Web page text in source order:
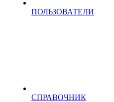
ПОЛЬЗОВАТЕЛИ
СПРАВОЧНИК